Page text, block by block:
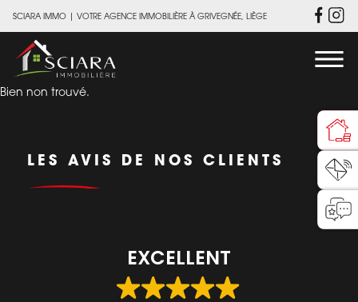
SCIARA IMMO | VOTRE AGENCE IMMOBILIÈRE À GRIVEGNÉE, LIÈGE
Bien non trouvé.
LES AVIS DE NOS CLIENTS
EXCELLENT